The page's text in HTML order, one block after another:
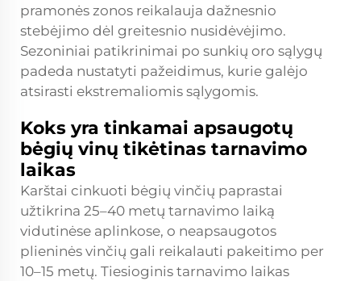
pramonės zonos reikalauja dažnesnio
stebėjimo dėl greitesnio nusidėvėjimo.
Sezoniniai patikrinimai po sunkių oro sąlygų
padeda nustatyti pažeidimus, kurie galėjo
atsirasti ekstremaliomis sąlygomis.
Koks yra tinkamai apsaugotų
bėgių vinų tikėtinas tarnavimo
laikas
Karštai cinkuoti bėgių vinčių paprastai
užtikrina 25–40 metų tarnavimo laiką
vidutinėse aplinkose, o neapsaugotos
plieninės vinčių gali reikalauti pakeitimo per
10–15 metų. Tiesioginis tarnavimo laikas